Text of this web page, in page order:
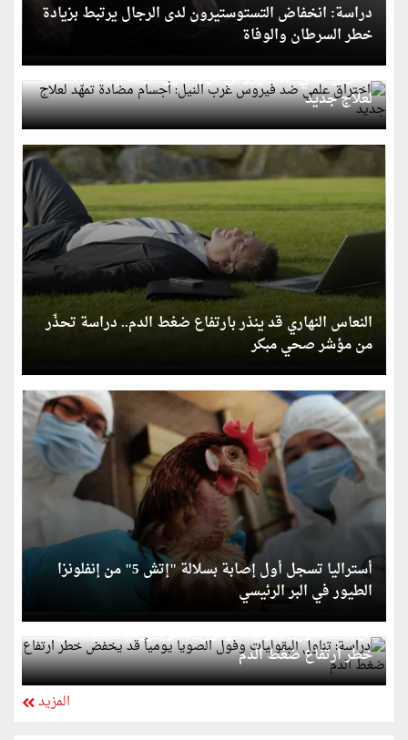
دراسة: انخفاض التستوستيرون لدى الرجال يرتبط بزيادة
خطر السرطان والوفاة
اختراق علمي ضد فيروس غرب النيل: أجسام مضادة تمهّد
لعلاج جديد
النعاس النهاري قد ينذر بارتفاع ضغط الدم.. دراسة تحذّر
من مؤشر صحي مبكر
أستراليا تسجل أول إصابة بسلالة "إتش 5" من إنفلونزا
الطيور في البر الرئيسي
دراسة: تناول البقوليات وفول الصويا يومياً قد يخفض
خطر ارتفاع ضغط الدم
المزيد